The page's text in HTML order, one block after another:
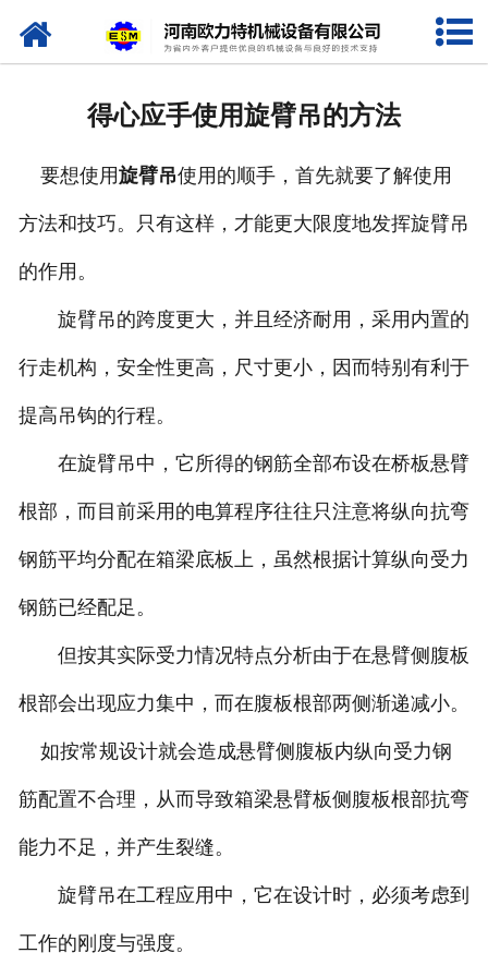
网站首页
企业相册
资质荣誉
得心应手使用旋臂吊的方法
要想使用旋臂吊使用的顺手，首先就要了解使用
方法和技巧。只有这样，才能更大限度地发挥旋臂吊
的作用。
旋臂吊的跨度更大，并且经济耐用，采用内置的
行走机构，安全性更高，尺寸更小，因而特别有利于
提高吊钩的行程。
在旋臂吊中，它所得的钢筋全部布设在桥板悬臂
根部，而目前采用的电算程序往往只注意将纵向抗弯
钢筋平均分配在箱梁底板上，虽然根据计算纵向受力
钢筋已经配足。
但按其实际受力情况特点分析由于在悬臂侧腹板
根部会出现应力集中，而在腹板根部两侧渐递减小。
如按常规设计就会造成悬臂侧腹板内纵向受力钢
筋配置不合理，从而导致箱梁悬臂板侧腹板根部抗弯
能力不足，并产生裂缝。
旋臂吊在工程应用中，它在设计时，必须考虑到
工作的刚度与强度。